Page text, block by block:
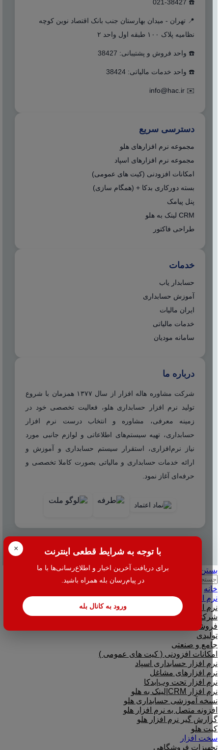
× با توجه به شرایط قطعی اینترنت
برای دریافت آخرین اخبار و اطلاع‌رسانی‌ها با ما
در پیام‌رسان بله همراه باشید.
ورود به کانال بله
☎️ 021-38427
📍 تهران - میدان بهارستان جنب بانک اقتصاد نوین کوچه
نظامیه پلاک ۱۰۰ طبقه اول واحد ۲
☎️ واحد فروش و پشتیبانی: 38427
☎️ واحد خدمات مالیاتی: 38424
✉️
info@hac.ir
دسترسی سریع
مجموعه نرم افزارهای هلو
مجموعه نرم افزارهای اسپاد
امکانات افزودنی (کیت های عمومی)
بسته دورکاری بدکا + (همگام سازی)
پنل پیامک
CRM لینک به هلو
طراحی فاکتور
خدمات
حسابدار یاب
آموزش حسابداری
ایران مالیات
خدمات مالیاتی
سامانه مودیان
درباره ما
شرکت مشاوره هاله افزار از سال ۱۳۷۷ همزمان با شروع
تولید نرم افزار حسابداری هلو، فعالیت تخصصی خود در
زمینه معرفی، مشاوره و انتخاب درست نرم افزار
حسابداری، تهیه سیستم‌های اطلاعاتی و لوازم جانبی مورد
نیاز نرم‌افزاری، استقرار سیستم حسابداری و آموزش و
ارائه خدمات حسابداری و مالیاتی بصورت کاملا تخصصی و
حرفه‌ای آغاز نمود.
بستن
جستجو
خانه
نرم افزار
نرم افزار حسابداری هلو
شرکتی
فروشگاهی
تولیدی
جامع و صنعتی
امکانات افزودنی ( کیت های عمومی )
نرم افزار حسابداری اسپاد
نرم افزارهای مشاغل
نرم افزار تحت وب|بدکا
نرم افزار CRM|لینک به هلو
نسخه آموزشی حسابداری هلو
افزونه متصل به نرم افزار هلو
گزارش گیر نرم افزار هلو
کیت هلو
سخت افزار
تجهیزات فروشگاهی